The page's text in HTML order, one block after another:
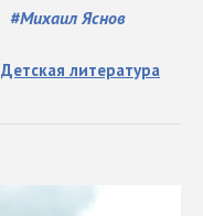
#Михаил Яснов
Детская литература